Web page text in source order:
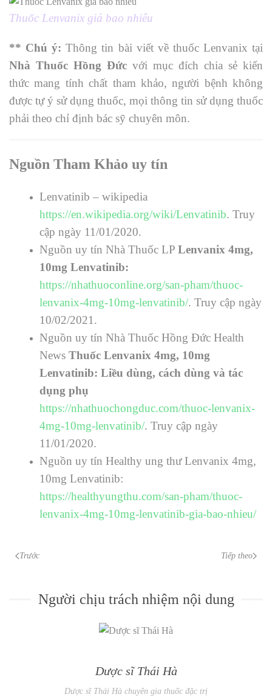
Thuốc Lenvanix giá bao nhiêu
** Chú ý: Thông tin bài viết về thuốc Lenvanix tại
Nhà Thuốc Hồng Đức với mục đích chia sẻ kiến
thức mang tính chất tham khảo, người bệnh không
được tự ý sử dụng thuốc, mọi thông tin sử dụng thuốc
phải theo chỉ định bác sỹ chuyên môn.
Nguồn Tham Khảo uy tín
Lenvatinib – wikipedia
https://en.wikipedia.org/wiki/Lenvatinib. Truy
cập ngày 11/01/2020.
Nguồn uy tín Nhà Thuốc LP Lenvanix 4mg,
10mg Lenvatinib:
https://nhathuoconline.org/san-pham/thuoc-
lenvanix-4mg-10mg-lenvatinib/. Truy cập ngày
10/02/2021.
Nguồn uy tín Nhà Thuốc Hồng Đức Health
News Thuốc Lenvanix 4mg, 10mg
Lenvatinib: Liều dùng, cách dùng và tác
dụng phụ
https://nhathuochongduc.com/thuoc-lenvanix-
4mg-10mg-lenvatinib/. Truy cập ngày
11/01/2020.
Nguồn uy tín Healthy ung thưLenvanix 4mg,
10mg Lenvatinib:
https://healthyungthu.com/san-pham/thuoc-
lenvanix-4mg-10mg-lenvatinib-gia-bao-nhieu/
Trước Tiếp theo
Người chịu trách nhiệm nội dung
Dược sĩ Thái Hà
Dược sĩ Thái Hà chuyên gia thuốc đặc trị